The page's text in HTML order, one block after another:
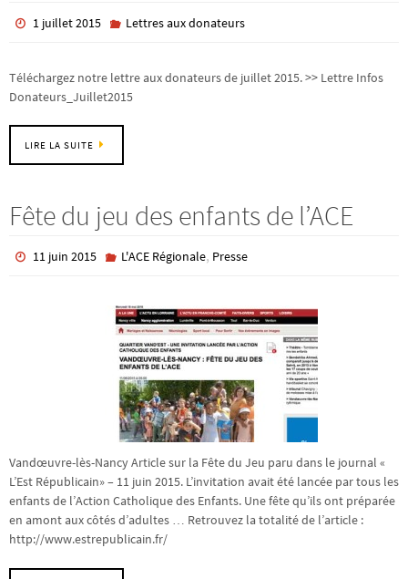
1 juillet 2015 Lettres aux donateurs
Téléchargez notre lettre aux donateurs de juillet 2015. >> Lettre Infos
Donateurs_Juillet2015
LIRE LA SUITE
Fête du jeu des enfants de l’ACE
11 juin 2015 L'ACE Régionale, Presse
Vandœuvre-lès-Nancy Article sur la Fête du Jeu paru dans le journal «
L’Est Républicain» – 11 juin 2015. L’invitation avait été lancée par tous les
enfants de l’Action Catholique des Enfants. Une fête qu’ils ont préparée
en amont aux côtés d’adultes … Retrouvez la totalité de l’article :
http://www.estrepublicain.fr/